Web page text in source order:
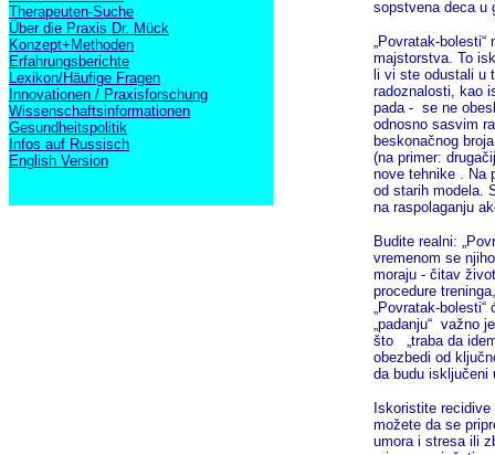
Therapeuten-Suche
Über die Praxis Dr. Mück
Konzept+Methoden
Erfahrungsberichte
Lexikon/Häufige Fragen
Innovationen / Praxisforschung
Wissenschaftsinformationen
Gesundheitspolitik
Infos auf Russisch
English Version
sopstvena deca u
„Povratak-
majstorstva. To
li vi ste odustali u
radoznalosti, kao
pada - se ne
odnosno sasvim
beskonačnog
(na primer:
nove tehnike . Na
od starih modela.
na raspolaganju
Budite realni:
vremenom se
moraju - čitav
procedure
„Povratak-
„padanju“ važno
što „traba da
obezbedi od
da budu isključeni
Iskoristite
možete da se
umora i stresa ili